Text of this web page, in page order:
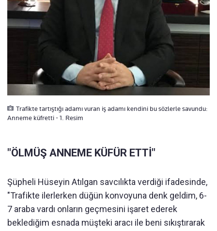
Trafikte tartıştığı adamı vuran iş adamı kendini bu sözlerle savundu:
Anneme küfretti - 1. Resim
"ÖLMÜŞ ANNEME KÜFÜR ETTİ"
Şüpheli Hüseyin Atılgan savcılıkta verdiği ifadesinde,
"Trafikte ilerlerken düğün konvoyuna denk geldim, 6-
7 araba vardı onların geçmesini işaret ederek
beklediğim esnada müşteki aracı ile beni sıkıştırarak